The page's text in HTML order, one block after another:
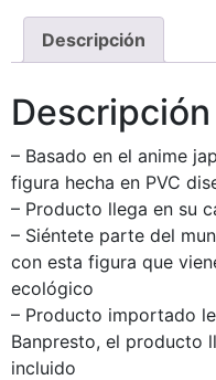
Descripción
Descripción
– Basado en el anime
figura hecha en PVC
– Producto llega en su
– Siéntete parte del
con esta figura que
ecológico
– Producto importado
Banpresto, el producto
incluido